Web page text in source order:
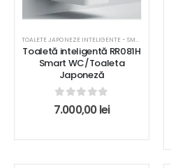
TOALETE JAPONEZE INTELIGENTE - SMART WC
Toaletă inteligentă RR081H
Smart WC/Toaleta
Japoneză
0 out of 5
7.000,00lei